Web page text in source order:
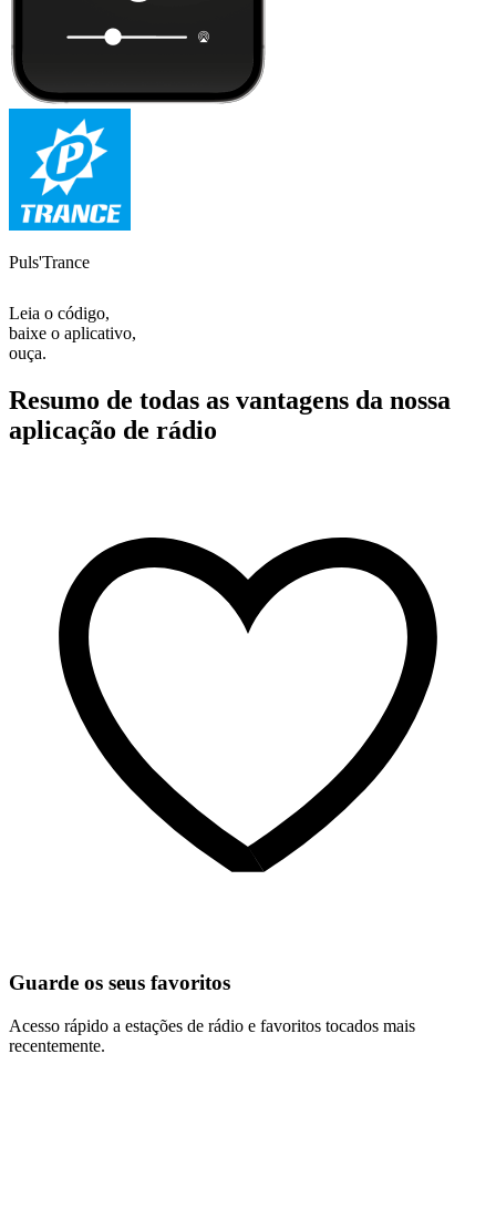
Puls'Trance
Leia o código,
baixe o aplicativo,
ouça.
Resumo de todas as vantagens da nossa
aplicação de rádio
Guarde os seus favoritos
Acesso rápido a estações de rádio e favoritos tocados mais
recentemente.